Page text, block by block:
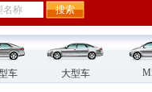
车 大型车